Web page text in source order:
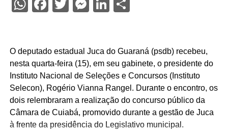
WhatsApp
Facebook
Twitter
Messenger
LinkedIn
Share
O deputado estadual Juca do Guaraná (psdb) recebeu,
nesta quarta-feira (15), em seu gabinete, o presidente do
Instituto Nacional de Seleções e Concursos (Instituto
Selecon), Rogério Vianna Rangel. Durante o encontro, os
dois relembraram a realização do concurso público da
Câmara de Cuiabá, promovido durante a gestão de Juca
à frente da presidência do Legislativo municipal.